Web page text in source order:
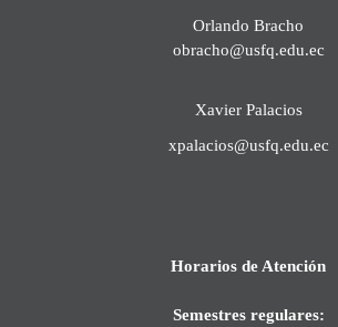
Orlando Bracho
obracho@usfq.edu.ec
Xavier Palacios
xpalacios@usfq.edu.ec
Horarios de Atención
Semestres regulares: